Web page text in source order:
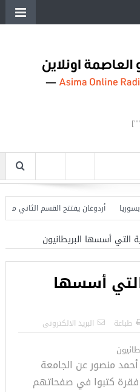
أردوغان يفتتح القسم الثاني من خط
التي أسسها البريطانيون
التي أسسها
طباعة البريد الالكترونى
منصور عن الجامعة
فقرة كتبوا في صفحاتهم